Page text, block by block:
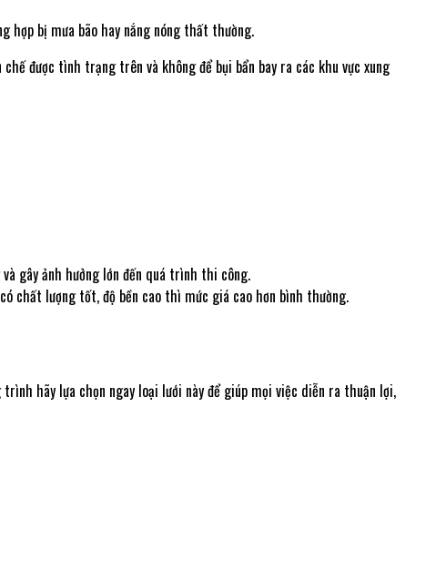
hợp bị mưa bão hay nắng nóng thất thường.
được tình trạng trên và không để bụi bẩn bay ra các khu vực xung
gây ảnh hưởng lớn đến quá trình thi công.
chất lượng tốt, độ bền cao thì mức giá cao hơn bình thường.
hãy lựa chọn ngay loại lưới này để giúp mọi việc diễn ra thuận lợi,